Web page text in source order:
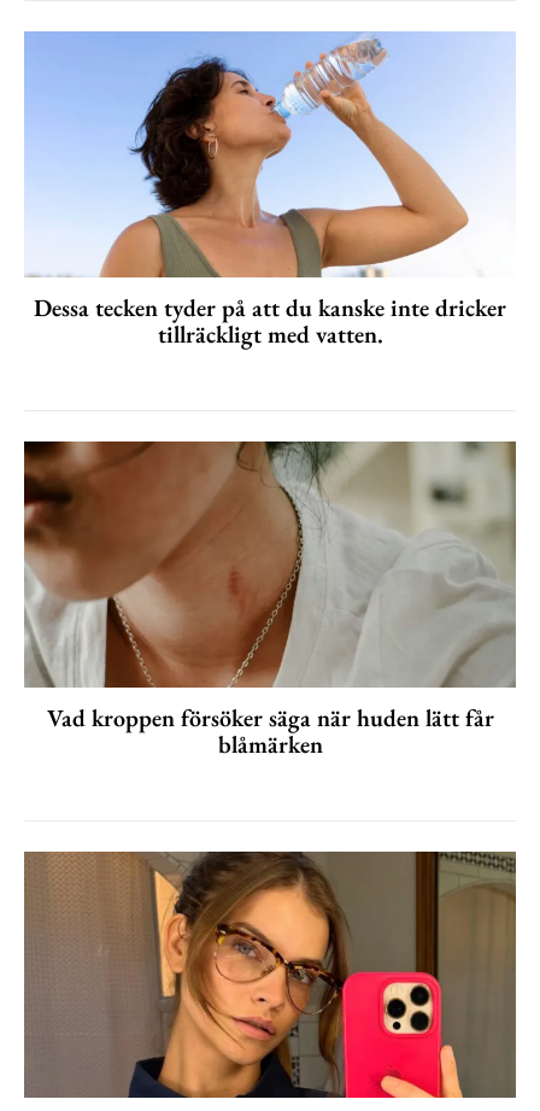
Dessa tecken tyder på att du kanske inte dricker
tillräckligt med vatten.
Vad kroppen försöker säga när huden lätt får
blåmärken